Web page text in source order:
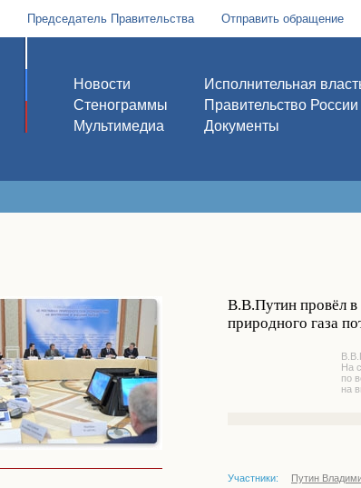
Председатель Правительства Отправить обращение
Новости
Стенограммы
Мультимедиа
Исполнительная
Правительство России
Документы
В.В.Путин провёл в
природного газа
На
по
на
Участники: Путин